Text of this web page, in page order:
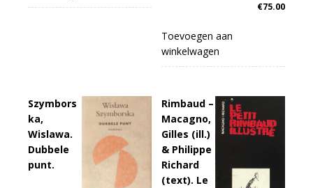
€75.00
Toevoegen aan
winkelwagen
Szymbors
ka,
Wislawa.
Dubbele
punt.
Rimbaud –
Macagno,
Gilles (ill.)
& Philippe
Richard
(text). Le